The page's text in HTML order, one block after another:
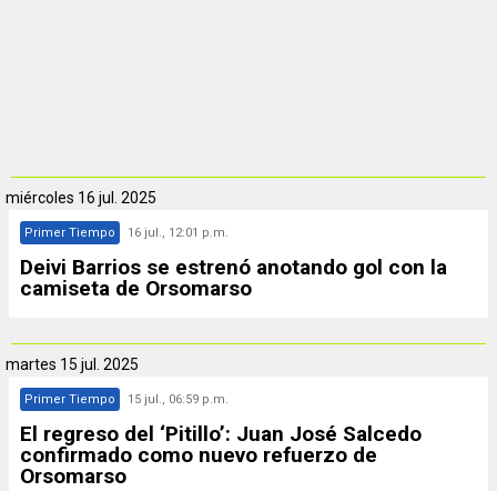
miércoles 16 jul. 2025
Primer Tiempo 16 jul., 12:01 p.m.
Deivi Barrios se estrenó anotando gol con la
camiseta de Orsomarso
martes 15 jul. 2025
Primer Tiempo 15 jul., 06:59 p.m.
El regreso del ‘Pitillo’: Juan José Salcedo
confirmado como nuevo refuerzo de
Orsomarso